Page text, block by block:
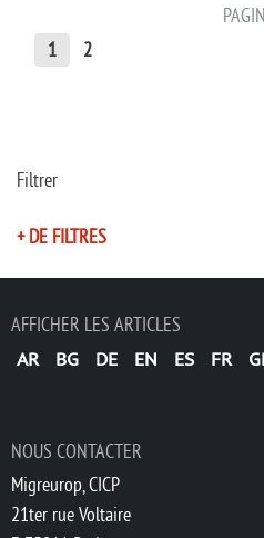
Filtrer
+ DE FILTRES
1
2
AFFICHER LES ARTICLES
AR BG DE EN ES FR
NOUS CONTACTER
Migreurop, CICP
21ter rue Voltaire